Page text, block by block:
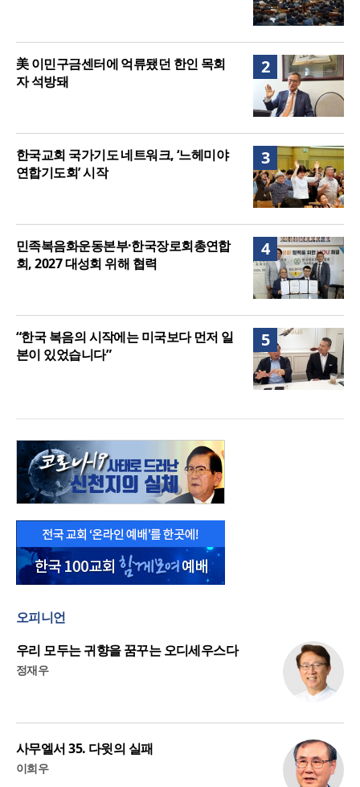
2
美 이민구금센터에 억류됐던 한인 목회
자 석방돼
3
한국교회 국가기도 네트워크, ‘느헤미야
연합기도회’ 시작
4
민족복음화운동본부·한국장로회총연합
회, 2027 대성회 위해 협력
5
“한국 복음의 시작에는 미국보다 먼저 일
본이 있었습니다”
오피니언
우리 모두는 귀향을 꿈꾸는 오디세우스다
정재우
사무엘서 35. 다윗의 실패
이희우